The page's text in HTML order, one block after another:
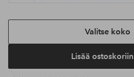
Valitse koko
Lisää ostoskoriin